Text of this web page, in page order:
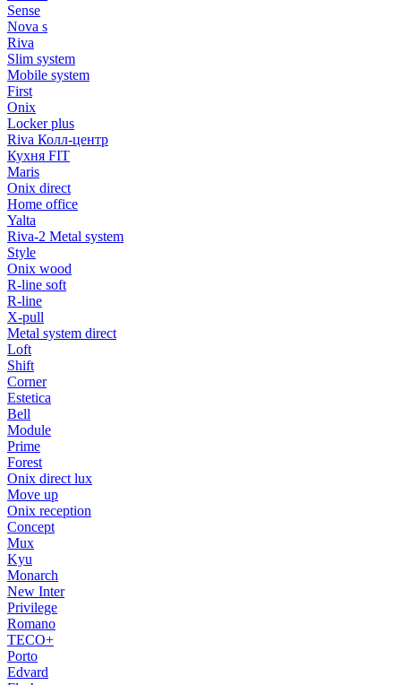
Sense
Nova s
Riva
Slim system
Mobile system
First
Onix
Locker plus
Riva Колл-центр
Кухня FIT
Maris
Onix direct
Home office
Yalta
Riva-2 Metal system
Style
Onix wood
R-line soft
R-line
X-pull
Metal system direct
Loft
Shift
Corner
Estetica
Bell
Module
Prime
Forest
Onix direct lux
Move up
Onix reception
Concept
Mux
Kyu
Monarch
New Inter
Privilege
Romano
TECO+
Porto
Edvard